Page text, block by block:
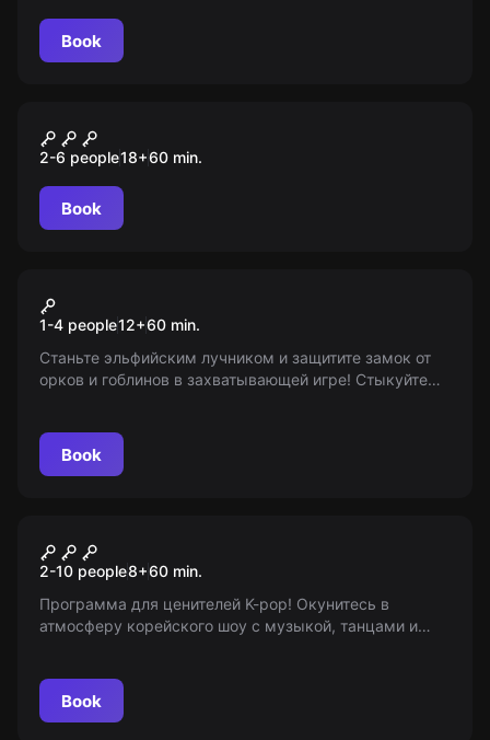
Book
Женщина в черном 2. Ангел
смерти
2-6 people18+60 min.
Book
Elven Assassin
1-4 people12+60 min.
Станьте эльфийским лучником и защитите замок от
орков и гоблинов в захватывающей игре! Стыкуйте
проекте.
Book
K-pop
2-10 people8+60 min.
Программа для ценителей K-pop! Окунитесь в
атмосферу корейского шоу с музыкой, танцами и
игры.Book